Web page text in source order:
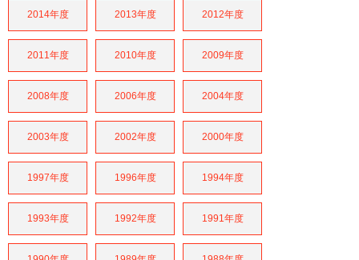
2014年度 2013年度 2012年度
2011年度 2010年度 2009年度
2008年度 2006年度 2004年度
2003年度 2002年度 2000年度
1997年度 1996年度 1994年度
1993年度 1992年度 1991年度